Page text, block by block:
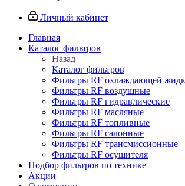
Личный кабинет
Главная
Каталог фильтров
Назад
Каталог фильтров
Фильтры RF охлаждающей
Фильтры RF воздушные
Фильтры RF гидравлические
Фильтры RF масляные
Фильтры RF топливные
Фильтры RF салонные
Фильтры RF трансмиссионные
Фильтры RF осушителя
Подбор фильтров по технике
Акции